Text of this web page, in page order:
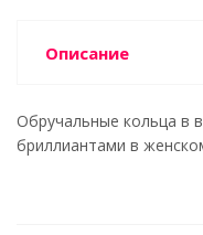
Описание
Обручальные кольца в
бриллиантами в